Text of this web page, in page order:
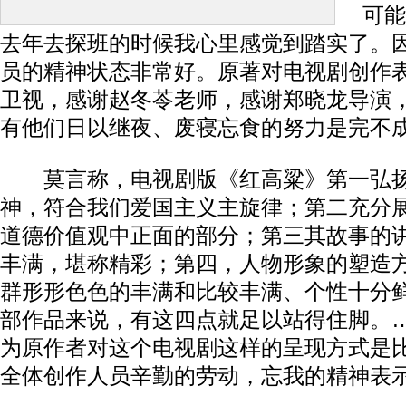
可
去年去探班的时候我心里感觉到踏实了。
员的精神状态非常好。原著对电视剧创作
卫视，感谢赵冬苓老师，感谢郑晓龙导演
有他们日以继夜、废寝忘食的努力是完不
莫言称，电视剧版《红高粱》第一弘
神，符合我们爱国主义主旋律；第二充分
道德价值观中正面的部分；第三其故事的
丰满，堪称精彩；第四，人物形象的塑造
群形形色色的丰满和比较丰满、个性十分
部作品来说，有这四点就足以站得住脚
为原作者对这个电视剧这样的呈现方式是
全体创作人员辛勤的劳动，忘我的精神表